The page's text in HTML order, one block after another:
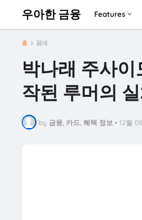
우아한 금융 Features
홈 꼼데
박나래 주사이
작된 루머의
by 금융, 카드, 혜택 정보 • 12월